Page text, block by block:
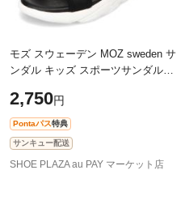
モズ スウェーデン MOZ sweden サ
ンダル キッズ スポーツサンダル
ッズサンダル キッズ靴 子供靴 靴
シ
2,750円
Pontaパス特典
サンキュー配送
SHOE PLAZA au PAY マーケット店